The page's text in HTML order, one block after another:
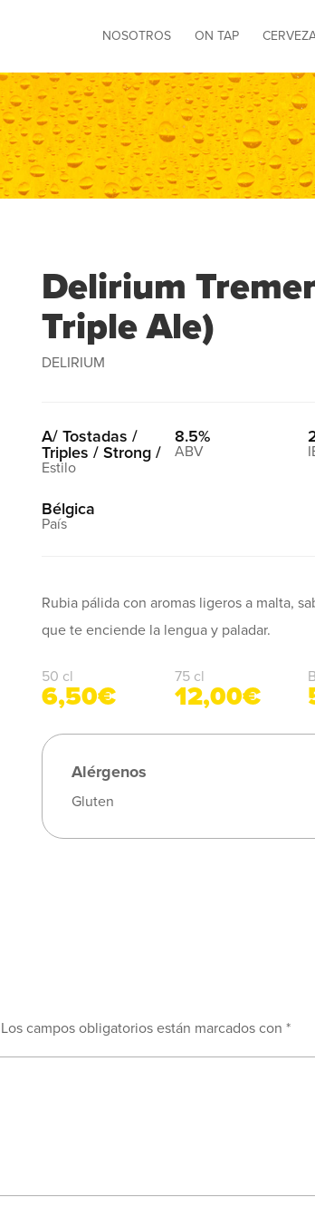
NOSOTROS ON TAP
Delirium
Triple Ale)
DELIRIUM
A/ Tostadas /
Triples / Strong /
8.5%
Bélgica
Rubia pálida con aromas ligeros a malta,
que te enciende la lengua y paladar.
50 cl
6,50€
75 cl
12,00€
Alérgenos
Gluten
Los campos obligatorios están marcados con*